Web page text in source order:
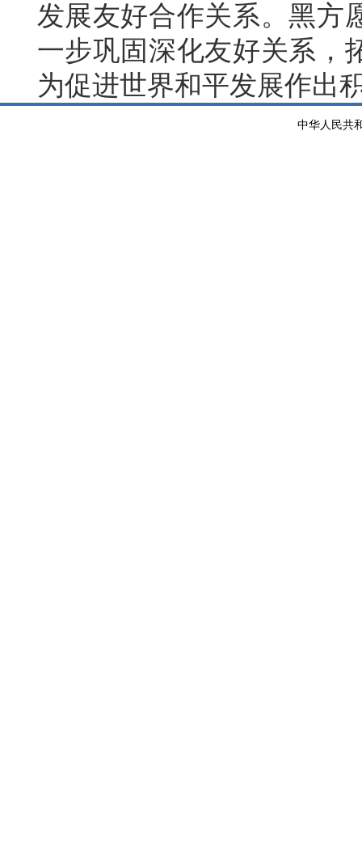
发展友好合作关系。黑方
一步巩固深化友好关系，
为促进世界和平发展作出
中华人民共